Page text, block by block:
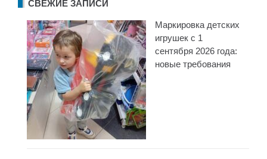
СВЕЖИЕ ЗАПИСИ
Маркировка детских
игрушек с 1
сентября 2026 года:
новые требования